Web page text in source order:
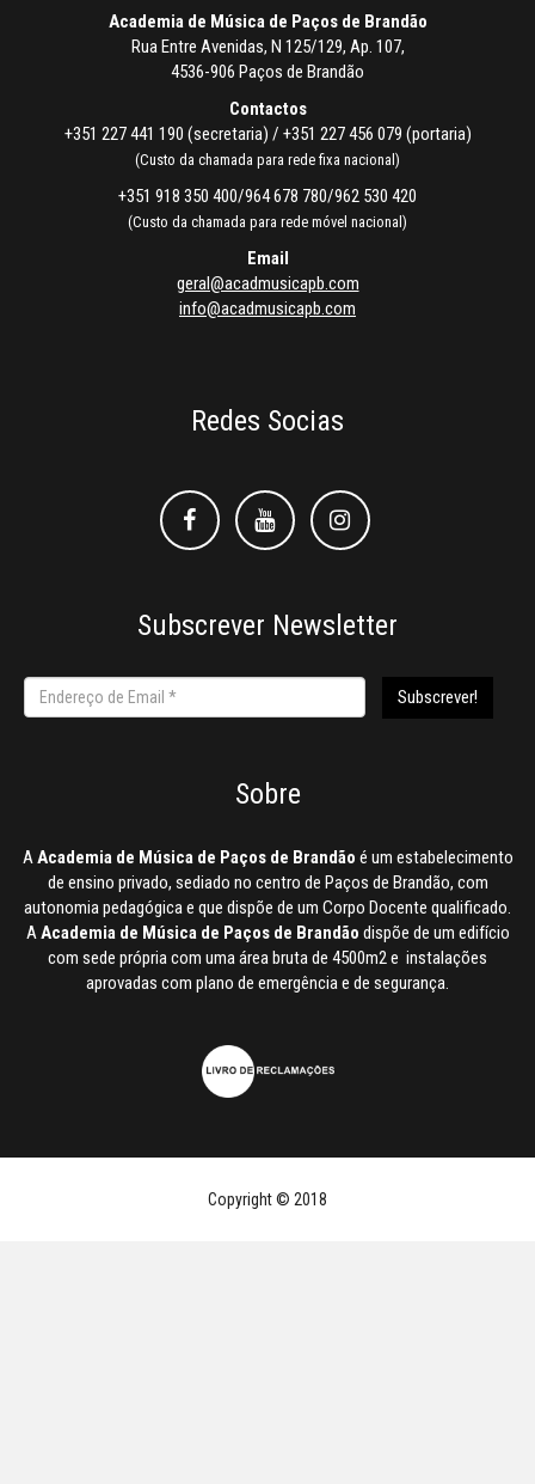
Academia de Música de Paços de Brandão
Rua Entre Avenidas, N 125/129, Ap. 107,
4536-906 Paços de Brandão
Contactos
+351 227 441 190 (secretaria) / +351 227 456 079 (portaria)
(Custo da chamada para rede fixa nacional)
+351 918 350 400/964 678 780/962 530 420
(Custo da chamada para rede móvel nacional)
Email
geral@acadmusicapb.com
info@acadmusicapb.com
Redes Socias
FacebookFacebookInstagram
Subscrever Newsletter
Sobre
AAcademia de Música de Paços de Brandão é um estabelecimento
de ensino privado, sediado no centro de Paços de Brandão, com
autonomia pedagógica e que dispõe de um Corpo Docente qualificado.
AAcademia de Música de Paços de Brandão dispõe de um edifício
com sede própria com uma área bruta de 4500m2 e instalações
aprovadas com plano de emergência e de segurança.
Copyright © 2018